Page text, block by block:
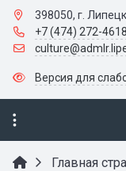
398050, г.
+7 (474) 272-4618
Версия для
Главная